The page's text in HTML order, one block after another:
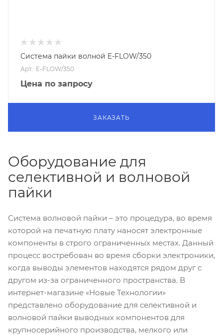
Система пайки волной E-FLOW/350
Арт.: E-FLOW/350
Цена по запросу
ЗАКАЗАТЬ
Оборудование для
селективной и волновой
пайки
Система волновой пайки – это процедура, во время
которой на печатную плату наносят электронные
компоненты в строго ограниченных местах. Данный
процесс востребован во время сборки электроники,
когда выводы элементов находятся рядом друг с
другом из-за ограниченного пространства. В
интернет-магазине «Новые Технологии»
представлено оборудование для селективной и
волновой пайки выводных компонентов для
крупносерийного производства, мелкого или